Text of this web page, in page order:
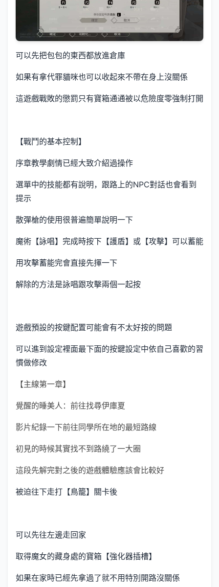
可以先把包包的東西都放進倉庫
如果有拿代罪貓咪也可以收起來不帶在身上沒關係
這遊戲戰敗的懲罰只有寶箱通通被以危險度零強制打開
【戰鬥的基本控制】
序章教學劇情已經大致介紹過操作
選單中的技能都有說明，跟路上的NPC對話也會看到
提示
散彈槍的使用很普遍簡單說明一下
魔術【詠唱】完成時按下【護盾】或【攻擊】可以蓄能
用攻擊蓄能完會直接先揮一下
解除的方法是詠唱跟攻擊兩個一起按
遊戲預設的按鍵配置可能會有不太好按的問題
可以進到設定裡面最下面的按鍵設定中依自己喜歡的習
慣做修改
【主線第一章】
覺醒的睡美人：前往找尋伊庫夏
影片紀錄一下前往同學所在地的最短路線
初見的時候其實找不到路繞了一大圈
這段先解完對之後的遊戲體驗應該會比較好
被迫往下走打【鳥籠】關卡後
可以先往左邊走回家
取得魔女的藏身處的寶箱【強化器插槽】
如果在家時已經先拿過了就不用特別開路沒關係